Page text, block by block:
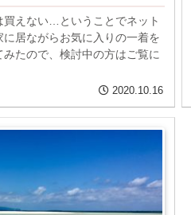
買えない…ということでネット
居ながらお気に入りの一着を
たので、検討中の方はご覧に
2020.10.16